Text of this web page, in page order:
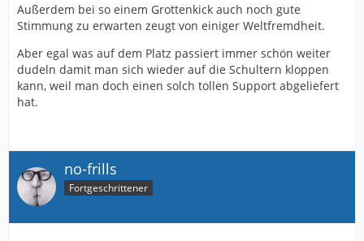
Außerdem bei so einem Grottenkick auch noch gute
Stimmung zu erwarten zeugt von einiger Weltfremdheit.
Aber egal was auf dem Platz passiert immer schön weiter
dudeln damit man sich wieder auf die Schultern kloppen
kann, weil man doch einen solch tollen Support abgeliefert
hat.
no-frills
Fortgeschrittener